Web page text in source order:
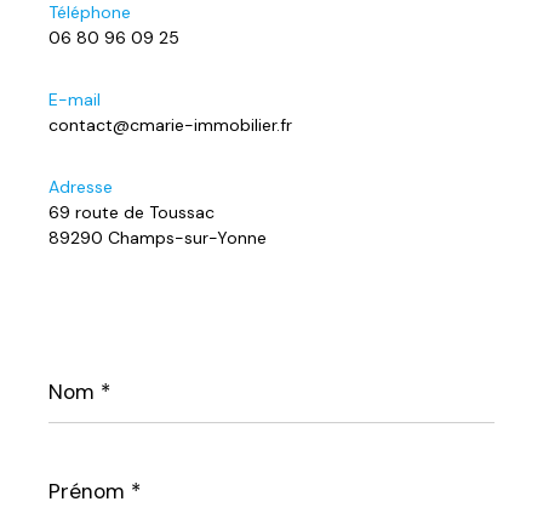
Téléphone
06 80 96 09 25
E-mail
contact@cmarie-immobilier.fr
Adresse
69 route de Toussac
89290 Champs-sur-Yonne
*
*